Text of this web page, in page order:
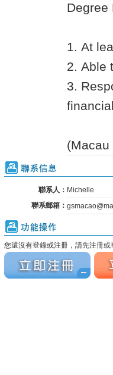
Degree
1. At
2. Able
3.
聯系信息
聯系人： Michelle
聯系郵箱：
功能操作
您還沒有登錄或注冊，請先注冊
立刻注冊
立刻